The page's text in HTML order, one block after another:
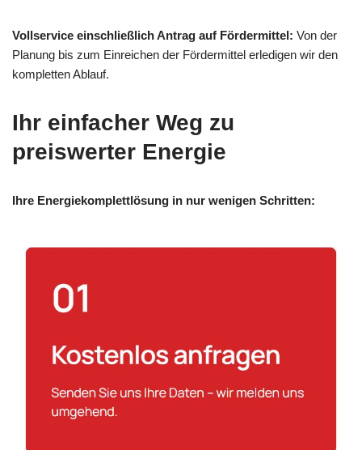
Vollservice einschließlich Antrag auf Fördermittel: Von der
Planung bis zum Einreichen der Fördermittel erledigen wir den
kompletten Ablauf.
Ihr einfacher Weg zu
preiswerter Energie
Ihre Energiekomplettlösung in nur wenigen Schritten: